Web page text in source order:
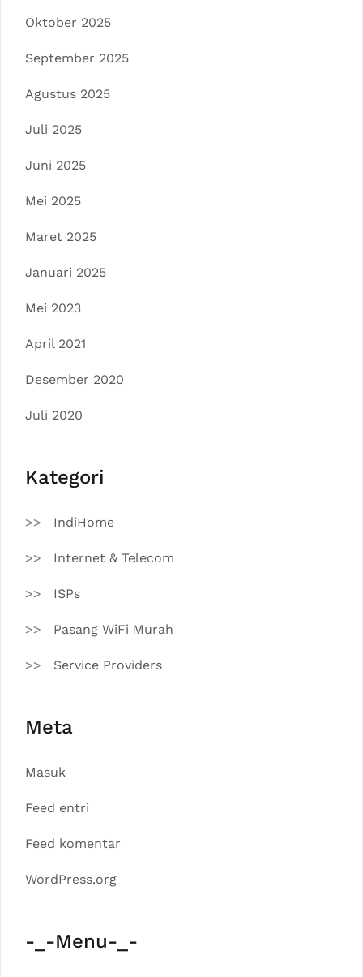
Oktober 2025
September 2025
Agustus 2025
Juli 2025
Juni 2025
Mei 2025
Maret 2025
Januari 2025
Mei 2023
April 2021
Desember 2020
Juli 2020
Kategori
IndiHome
Internet & Telecom
ISPs
Pasang WiFi Murah
Service Providers
Meta
Masuk
Feed entri
Feed komentar
WordPress.org
-_-Menu-_-